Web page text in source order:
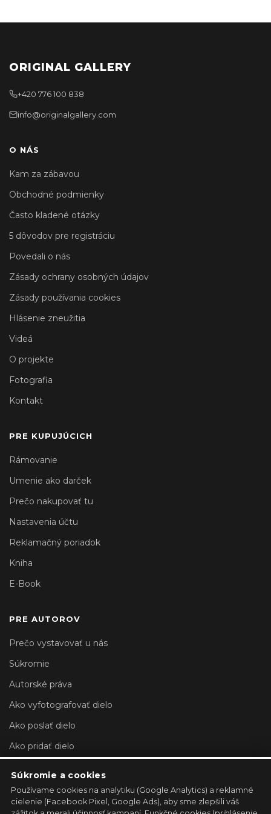
ORIGINAL GALLERY
+420 776 100 838
info@originalgallery.com
O NÁS
Kam za zábavou
Obchodné podmienky
Často kladené otázky
5 dôvodov pre registráciu
Povedali o nás
Zásady ochrany osobných údajov
Zásady používania cookies
Hlásenie zneužitia
Videá
O projekte
Fotografia
Kontakt
PRE KUPUJÚCICH
Rámovanie
Umenie ako darček
Prečo nakupovať tu
Nastavenia účtu
Reklamačný poriadok
Kniha
E-Book
PRE AUTOROV
Prečo vystavovať u nás
Súkromie
Autorské práva
Ako vyfotografovať dielo
Ako poslať dielo
Ako pridať dielo
REGISTROVAŤ GALÉRIU →
Súkromie a cookies
Používame cookies na analytiku (Google Analytics) a reklamné
cielenie (Facebook Pixel, Google Ads), aby sme zlepšili váš